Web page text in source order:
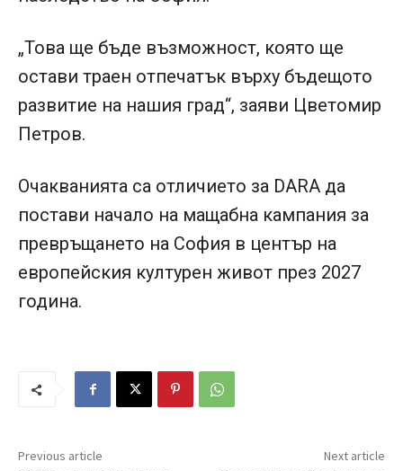
„Това ще бъде възможност, която ще
остави траен отпечатък върху бъдещото
развитие на нашия град“, заяви Цветомир
Петров.
Очакванията са отличието за DARA да
постави начало на мащабна кампания за
превръщането на София в център на
европейския културен живот през 2027
година.
Previous article Next article